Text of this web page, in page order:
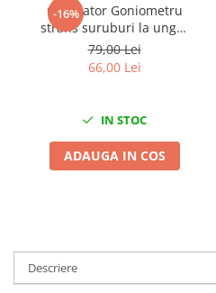
Chei de Forta
Chei Dinamometrice
Ciocane Dalti si Dornuri
Reparat Filete
Scule Electrice
Aeroterme si Incalzitoare
Masini de insurubat si gaurit
Masini de polishat
-16%
Calibrator Goniometru
strans suruburi la unghi
in grade cu suport
magnetic
79,00 Lei
66,00 Lei
IN STOC
ADAUGA IN COS
Descriere